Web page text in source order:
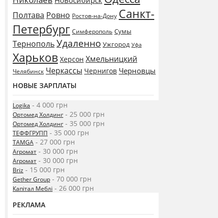
Полтава Ровно Ростов-на-Дону Санкт-
Петербург Симферополь Сумы
ТернопольУдаленно Ужгород Уфа
Харьков Херсон Хмельницкий
Челябинск Черкассы Чернигов Черновцы
НОВЫЕ ЗАРПЛАТЫ
Logika - 4 000 грн
Ортомед Холдинг - 25 000 грн
Ортомед Холдинг - 35 000 грн
ТЕФФГРУПП - 35 000 грн
TAMGA - 27 000 грн
Агромат - 30 000 грн
Агромат - 30 000 грн
Briz - 15 000 грн
Gether Group - 70 000 грн
Капітал Меблі - 26 000 грн
РЕКЛАМА